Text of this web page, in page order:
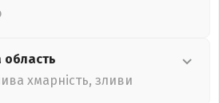
область
хмарність, зливи